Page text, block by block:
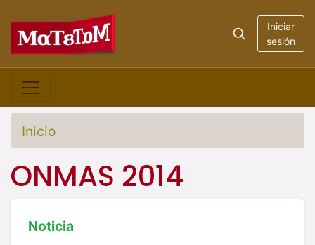
Iniciar
sesión
Inicio
ONMAS 2014
Noticia